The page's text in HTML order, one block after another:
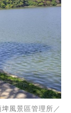
風景區管理所／